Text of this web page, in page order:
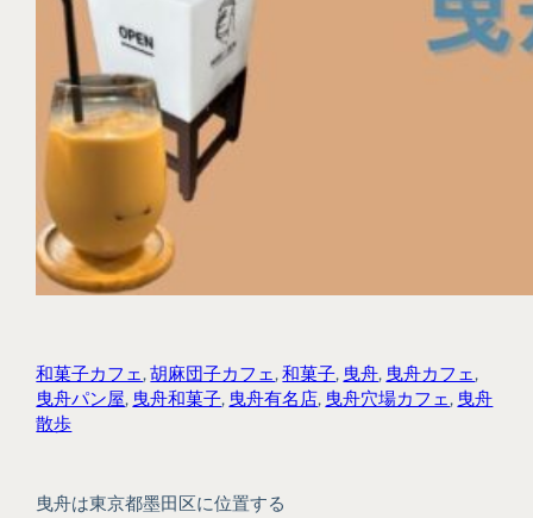
和菓子カフェ, 胡麻団子カフェ, 和菓子, 曳舟, 曳舟カフェ
曳舟パン屋, 曳舟和菓子, 曳舟有名店, 曳舟穴場カフェ, 曳舟
散歩
曳舟は東京都墨田区に位置する